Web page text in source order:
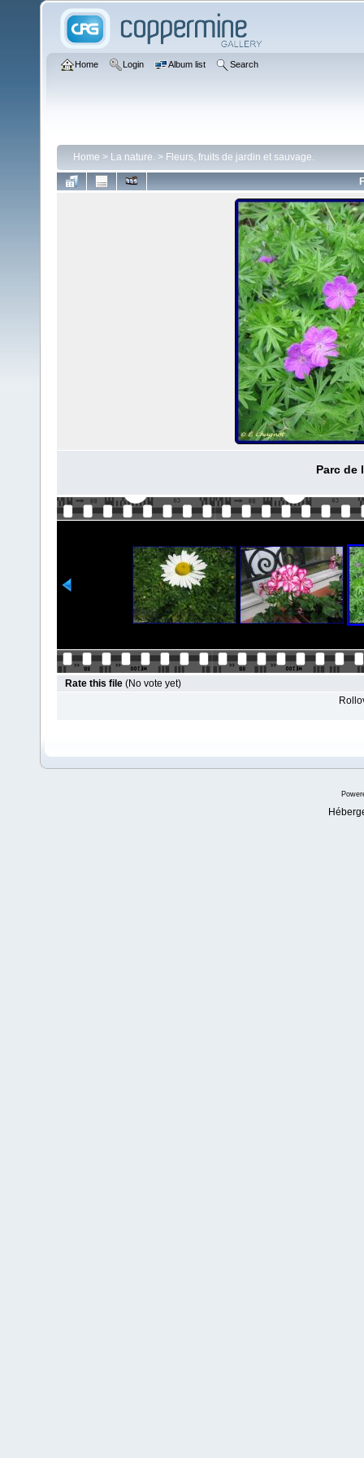
Home Login Album list Search
Home > La nature. > Fleurs, fruits de jardin et sauvage.
Parc de
Rate this file (No vote yet)